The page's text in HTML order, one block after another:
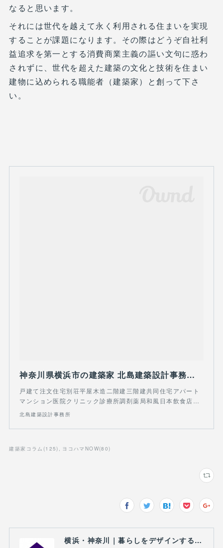
なると思います。
それには世代を越えて永く利用される住まいを実現
することが課題になります。その際はどうぞ自社利
益追求を第一とする消費商業主義の謳い文句に惑わ
されずに、世代を超えた建築の文化と技術を住まい
建物に込められる職能者（建築家）と創って下さ
い。
神奈川県横浜市の建築家 北島建築設計事務所 注文住宅二世帯住宅医院クリニックアパートマンション和風店舗の設計
戸建て注文住宅別荘平屋木造二階建三階建共同住宅アパート
マンション医院クリニック診療所調剤薬局和風日本飲食店…
北島建築設計事務所
建築家コラム (125) ヨコハマNOW(80)
横浜・神奈川｜暮らしをデザインする建築家｜AA STUDIO